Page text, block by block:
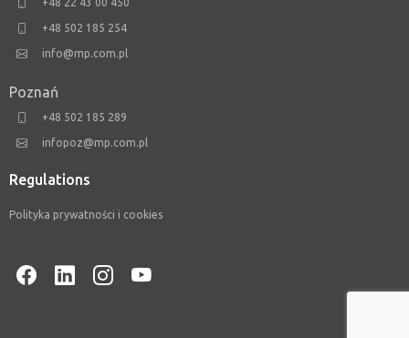
+48 502 185 254
info@mp.com.pl
Poznań
+48 502 185 289
infopoz@mp.com.pl
Regulations
Polityka prywatności i cookies